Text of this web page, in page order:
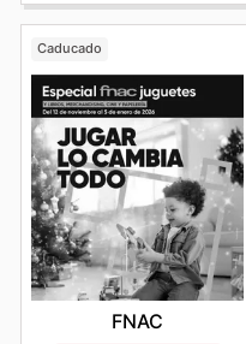
Caducado
FNAC